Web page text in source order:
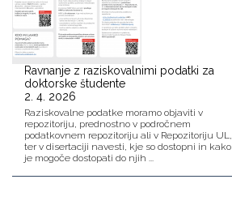
Ravnanje z raziskovalnimi podatki za
doktorske študente
2. 4. 2026
Raziskovalne podatke moramo objaviti v
repozitoriju, prednostno v področnem
podatkovnem repozitoriju ali v Repozitoriju UL,
ter v disertaciji navesti, kje so dostopni in kako
je mogoče dostopati do njih ...